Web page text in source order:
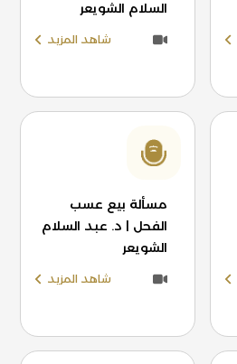
السلام الشويعر
شاهد المزيد
مسألة بيع عسب
الفحل | د. عبد السلام
الشويعر
شاهد المزيد